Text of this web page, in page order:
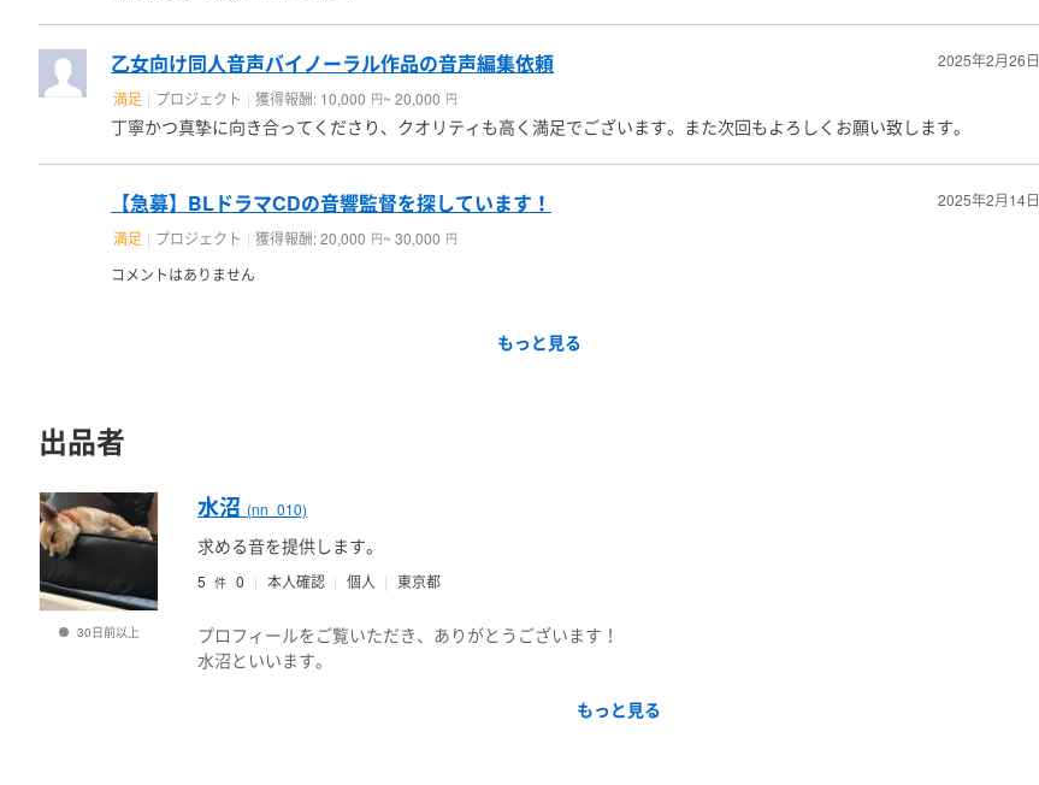
乙女向け同人音声バイノーラル作品の音声編集依頼
2025年2月26日
満足
プロジェクト 獲得報酬: 10,000 円~ 20,000 円
丁寧かつ真摯に向き合ってくださり、クオリティも高く満足でございます。また次回もよろしくお願い致します。
【急募】BLドラマCDの音響監督を探しています！
2025年2月14日
満足
プロジェクト 獲得報酬: 20,000 円~ 30,000 円
コメントはありません
もっと見る
出品者
30日前以上
水沼 (nn_010)
求める音を提供します。
5 件 0 本人確認 個人 東京都
プロフィールをご覧いただき、ありがとうございます！
水沼といいます。
もっと見る